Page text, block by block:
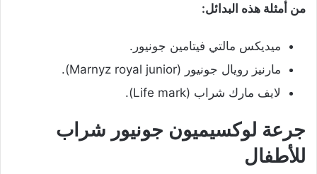
من أمثلة هذه البدائل:
ميديكس مالتي فيتامين جونيور.
مارنيز رويال جونيور (Marnyz royal junior).
لايف مارك شراب (Life mark).
جرعة لوكسيميون جونيور شراب
للأطفال